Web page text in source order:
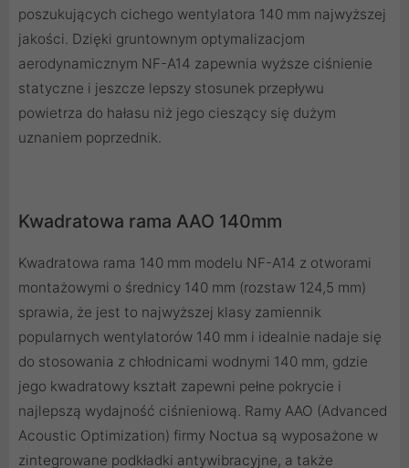
poszukujących cichego wentylatora 140 mm najwyższej
jakości. Dzięki gruntownym optymalizacjom
aerodynamicznym NF-A14 zapewnia wyższe ciśnienie
statyczne i jeszcze lepszy stosunek przepływu
powietrza do hałasu niż jego cieszący się dużym
uznaniem poprzednik.
Kwadratowa rama AAO 140mm
Kwadratowa rama 140 mm modelu NF-A14 z otworami
montażowymi o średnicy 140 mm (rozstaw 124,5 mm)
sprawia, że ​​jest to najwyższej klasy zamiennik
popularnych wentylatorów 140 mm i idealnie nadaje się
do stosowania z chłodnicami wodnymi 140 mm, gdzie
jego kwadratowy kształt zapewni pełne pokrycie i
najlepszą wydajność ciśnieniową. Ramy AAO (Advanced
Acoustic Optimization) firmy Noctua są wyposażone w
zintegrowane podkładki antywibracyjne, a także